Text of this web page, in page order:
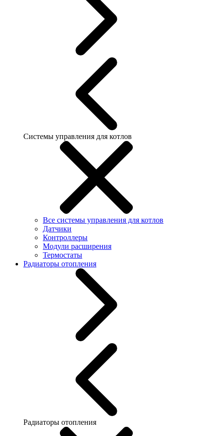
Системы управления для котлов
Все системы управления для котлов
Датчики
Контроллеры
Модули расширения
Термостаты
Радиаторы отопления
Радиаторы отопления